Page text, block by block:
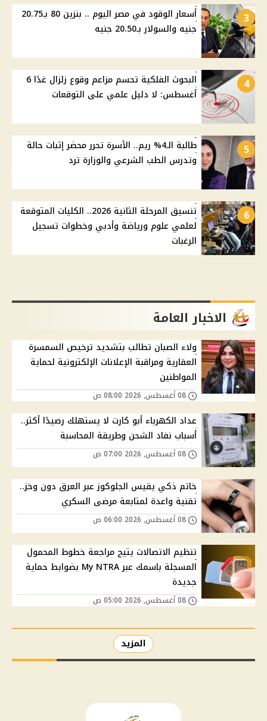
3
أسعار الوقود في مصر اليوم .. بنزين 80 بـ20.75
جنيه والسولار بـ20.50 جنيه
4
البحوث الفلكية تحسم مزاعم وقوع زلزال غدًا 6
أغسطس: لا دليل علمي على التوقعات
5
طالبة الـ4% ريم.. الأسرة تحرر محضر إثبات حالة
وتدرس الطب الشرعي والوزارة ترد
6
تنسيق المرحلة الثانية 2026.. الكليات المتوقعة
لعلمي علوم ورياضة وأدبي وخطوات تسجيل
الرغبات
الاخبار العامة
ولاء الصبان تطالب بتشديد ترخيص السمسرة
العقارية ومراقبة الإعلانات الإلكترونية لحماية
المواطنين
عداد الكهرباء أبو كارت لا يستهلك رصيدًا أكثر..
أسباب نفاد الشحن وطريقة المحاسبة
خاتم ذكي يقيس الجلوكوز عبر العرق دون وخز..
تقنية واعدة لمتابعة مرضى السكري
تنظيم الاتصالات يتيح مراجعة خطوط المحمول
المسجلة باسمك عبر My NTRA بضوابط حماية
جديدة
المزيد